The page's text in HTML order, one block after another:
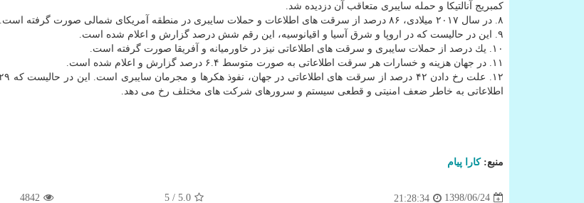
كمبریج آنالتیكا و حمله سایبری متعاقب آن دزدیده شد.
۸. در سال ۲۰۱۷ میلادی، ۸۶ درصد از سرقت های اطلاعات و حملات سایبری در منطقه آمریكای شمالی صورت گرفته است.
۹. این در حالیست كه در اروپا و شرق آسیا و اقیانوسیه، این رقم شش درصد گزارش و اعلام شده است.
۱۰. یك درصد از حملات سایبری و سرقت های اطلاعاتی نیز در خاورمیانه و آفریقا صورت گرفته است.
۱۱. در جهان هزینه و خسارات هر سرقت اطلاعاتی به صورت متوسط ۶.۴ درصد گزارش و اعلام شده است.
اطلاعاتی به خاطر ضعف امنیتی و قطعی سیستم و سرورهای شركت های مختلف رخ می دهد.
منبع:كارا پیام
1398/06/24
21:28:34
5.0
/ 5
4842